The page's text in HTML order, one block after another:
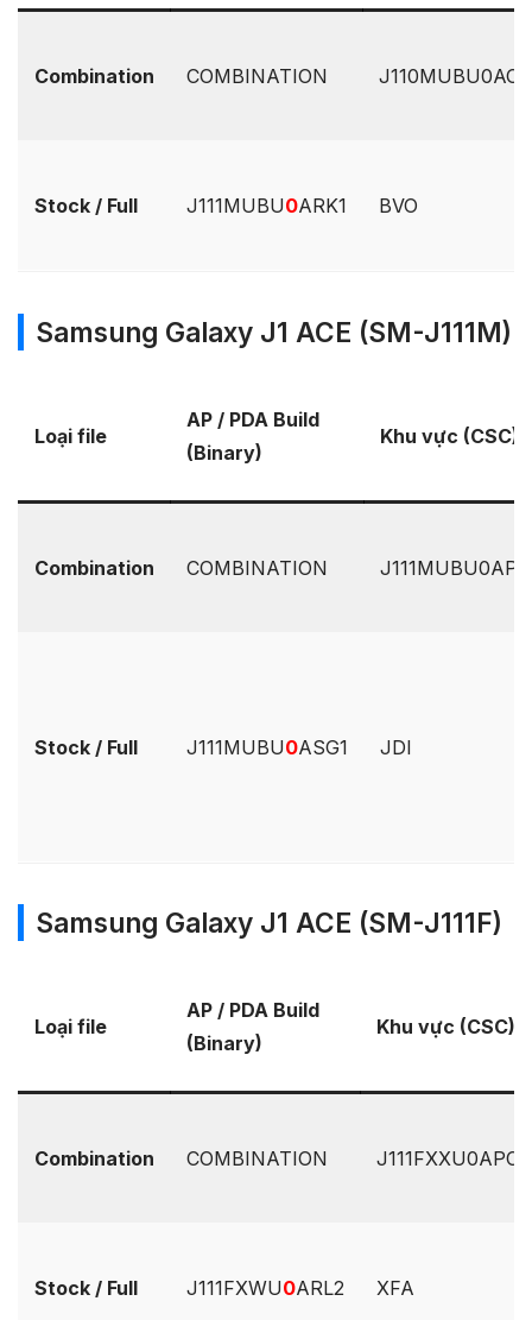
Combination COMBINATION
Stock / Full J111MUBU0ARK1 BVO
Samsung Galaxy J1 ACE (SM-J111M)
Loại file
AP / PDA Build
(Binary)
Khu vực (CSC)
Combination COMBINATION
Stock / Full J111MUBU0ASG1 JDI
Samsung Galaxy J1 ACE (SM-J111F)
Loại file
AP / PDA Build
(Binary)
Khu vực (CSC)
Combination COMBINATION
Stock / Full J111FXWU0ARL2 XFA